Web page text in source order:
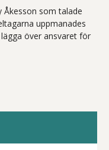
Åkesson som talade
uppmanades
över ansvaret för